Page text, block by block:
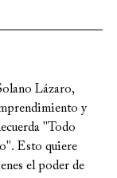
Lázaro,
y
"Todo
Esto quiere
el poder de